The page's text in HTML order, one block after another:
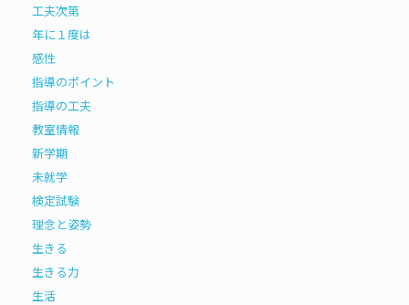
工夫次第
年に１度は
感性
指導のポイント
指導の工夫
教室情報
新学期
未就学
検定試験
理念と姿勢
生きる
生きる力
生活